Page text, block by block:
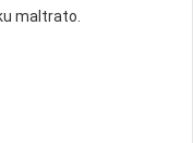
maltrato.